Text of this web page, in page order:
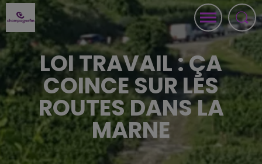
LOI TRAVAIL : ÇA
COINCE SUR LES
ROUTES DANS LA
MARNE